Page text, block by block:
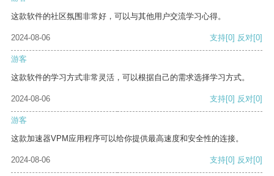
这款软件的社区氛围非常好，可以与其他用户交流学习心得。
2024-08-06 支持[0] 反对[0]
游客
这款软件的学习方式非常灵活，可以根据自己的需求选择学习方式。
2024-08-06 支持[0] 反对[0]
游客
这款加速器VPM应用程序可以给你提供最高速度和安全性的连接。
2024-08-06 支持[0] 反对[0]